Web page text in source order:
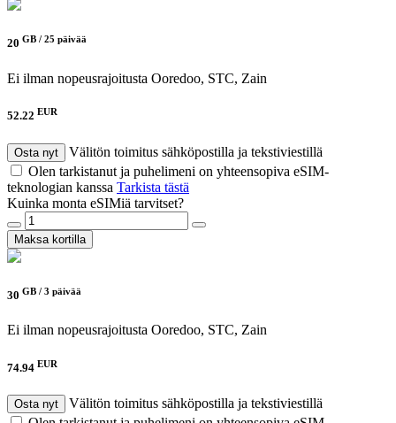
20 GB / 25 päivää
Ei ilman nopeusrajoitusta Ooredoo, STC, Zain
52.22 EUR
Osta nyt
Välitön toimitus sähköpostilla ja tekstiviestillä
Olen tarkistanut ja puhelimeni on yhteensopiva eSIM-
teknologian kanssa Tarkista tästä
Kuinka monta eSIMiä tarvitset?
Maksa kortilla
30 GB / 3 päivää
Ei ilman nopeusrajoitusta Ooredoo, STC, Zain
74.94 EUR
Osta nyt
Välitön toimitus sähköpostilla ja tekstiviestillä